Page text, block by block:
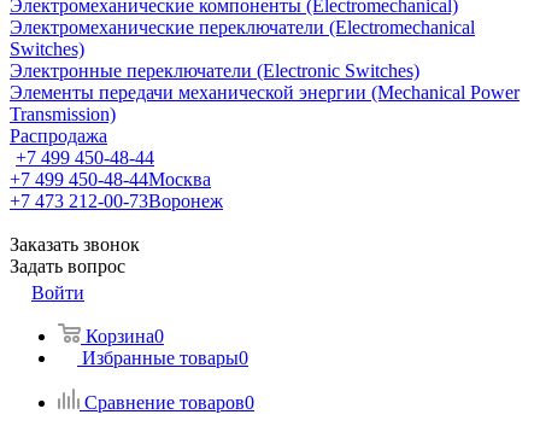
Электромеханические компоненты (Electromechanical)
Электромеханические переключатели (Electromechanical
Switches)
Электронные переключатели (Electronic Switches)
Элементы передачи механической энергии (Mechanical Power
Transmission)
Распродажа
+7 499 450-48-44
+7 499 450-48-44Москва
+7 473 212-00-73Воронеж
Заказать звонок
Задать вопрос
Войти
Корзина0
Избранные товары0
Сравнение товаров0